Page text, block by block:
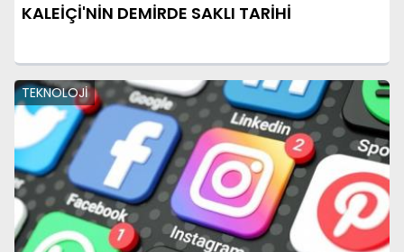
KALEİÇİ'NİN DEMİRDE SAKLI TARİHİ
TEKNOLOJİ